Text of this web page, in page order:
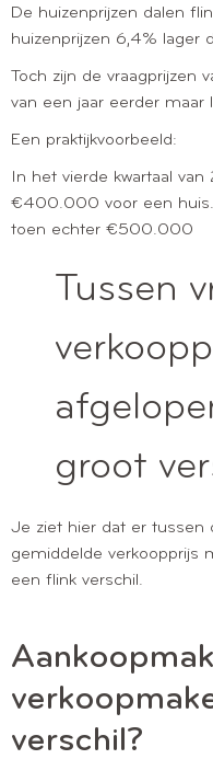
De huizenprijzen dalen
huizenprijzen 6,4% lager
Toch zijn de vraagprijzen
van een jaar eerder
Een praktijkvoorbeeld:
In het vierde kwartaal
€400.000 voor een huis.
toen echter €500.000
Tussen
groot
Je ziet hier dat er tussen
gemiddelde verkoopprijs
een flink verschil.
verschil?